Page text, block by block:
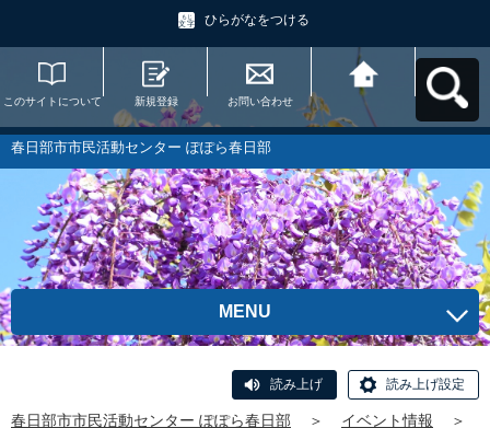
ひらがなをつける
このサイトについて 新規登録 お問い合わせ
春日部市市民活動セ
ンター ぽぽら春日部
へ戻る
春日部市市民活動センター ぽぽら春日部
MENU
読み上げ 読み上げ設定
春日部市市民活動センター ぽぽら春日部 ＞ イベント情報
＞